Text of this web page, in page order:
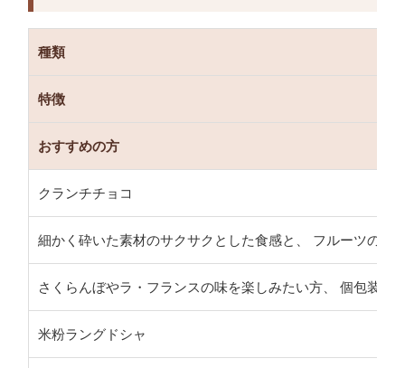
種類
特徴
おすすめの方
クランチチョコ
細かく砕いた素材のサクサクとした食感と、 フルーツの香
さくらんぼやラ・フランスの味を楽しみたい方、 個包装の
米粉ラングドシャ